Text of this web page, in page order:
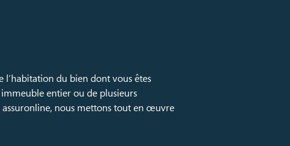
l’habitation du bien dont vous êtes
entier ou de plusieurs
assuronline, nous mettons tout en œuvre